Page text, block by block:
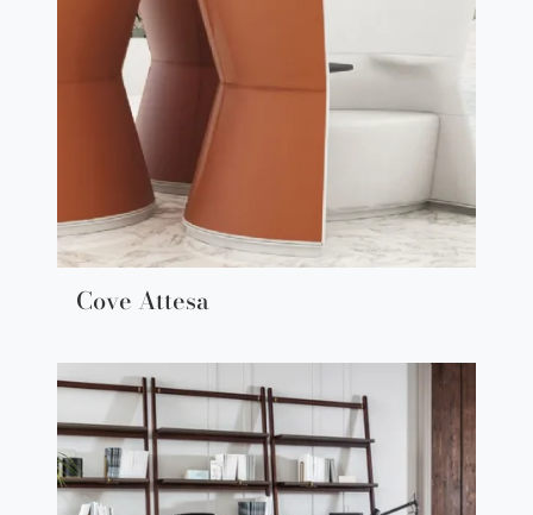
Cove Attesa